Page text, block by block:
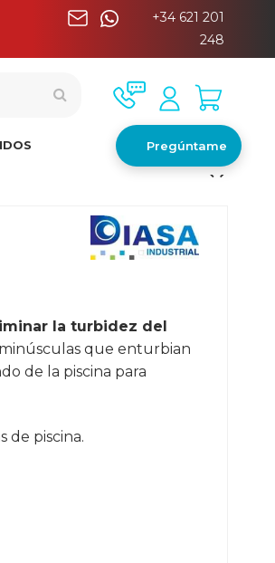
+34 621 201
248
Pregúntame
la turbidez del
que enturbian
de la piscina para
de piscina.